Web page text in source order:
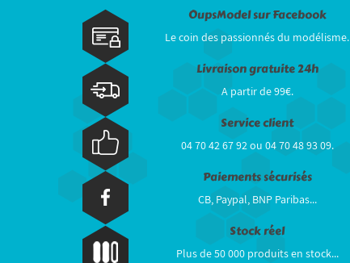
OupsModel sur Facebook
Le coin des passionnés du modélisme.
Livraison gratuite 24h
A partir de 99€.
Service client
04 70 42 67 92 ou 04 70 48 93 09.
Paiements sécurisés
CB, Paypal, BNP Paribas...
Stock réel
Plus de 50 000 produits en stock...